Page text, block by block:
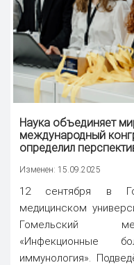
Наука объединяет
международный
определил
Изменен: 15.09.2025
12 сентября в
медицинском
Гомельский
«Инфекционные
иммунология».